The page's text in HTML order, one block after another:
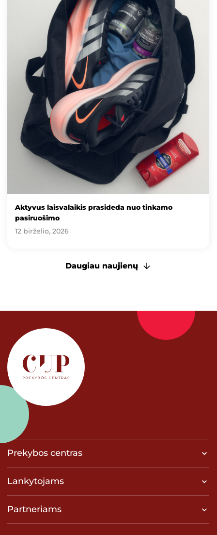
Aktyvus laisvalaikis prasideda nuo tinkamo
pasiruošimo
12 birželio, 2026
Daugiau naujienų
Prekybos centras
Lankytojams
Partneriams